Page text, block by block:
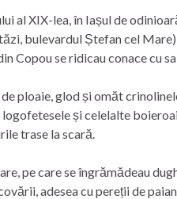
al XIX-lea, în Iașul de
bulevardul Ștefan cel
Copou se ridicau conace cu
ploaie, glod și omăt
și celelalte
trase la scară.
pe care se îngrămădeau
adesea cu pereții de